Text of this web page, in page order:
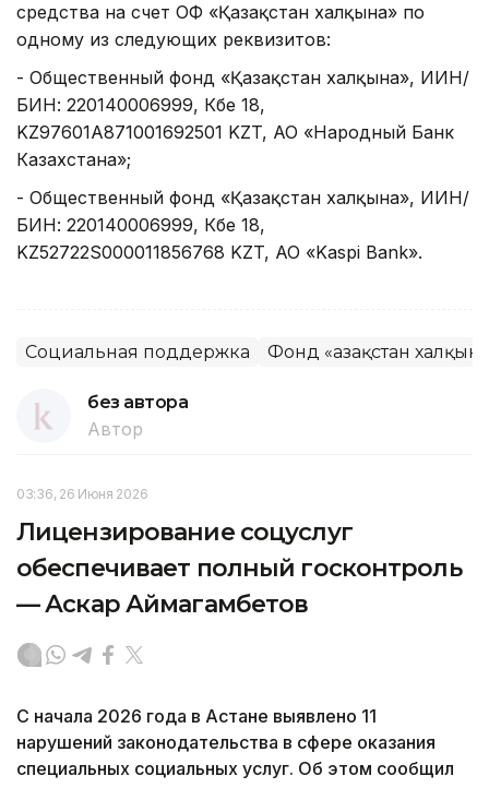
средства на счет ОФ «Қазақстан халқына» по
одному из следующих реквизитов:
- Общественный фонд «Қазақстан халқына», ИИН/
БИН: 220140006999, Кбе 18,
KZ97601A871001692501 KZT, АО «Народный Банк
Казахстана»;
- Общественный фонд «Қазақстан халқына», ИИН/
БИН: 220140006999, Кбе 18,
KZ52722S000011856768 KZT, АО «Kaspi Bank».
Социальная поддержка Фонд «Қазақстан
без автора
Автор
03:36, 26 Июня 2026
Лицензирование соцуслуг
обеспечивает полный госконтроль
— Аскар Аймагамбетов
С начала 2026 года в Астане выявлено 11
нарушений законодательства в сфере оказания
специальных социальных услуг. Об этом сообщил